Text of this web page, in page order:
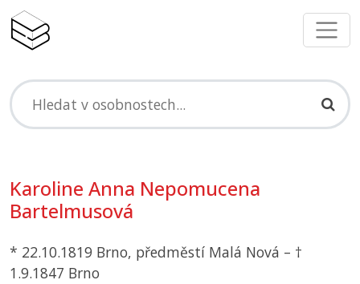
Karoline Anna Nepomucena
Bartelmusová
* 22.10.1819 Brno, předměstí Malá Nová – †
1.9.1847 Brno